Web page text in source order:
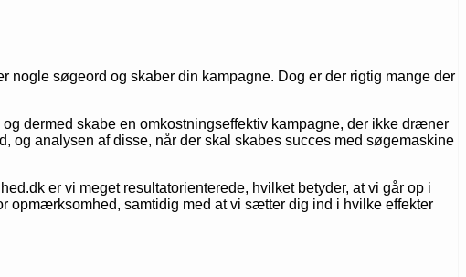
søgeord og skaber din kampagne. Dog er der rigtig mange der
dermed skabe en omkostningseffektiv kampagne, der ikke dræner
og analysen af disse, når der skal skabes succes med søgemaskine
er vi meget resultatorienterede, hvilket betyder, at vi går op i
opmærksomhed, samtidig med at vi sætter dig ind i hvilke effekter